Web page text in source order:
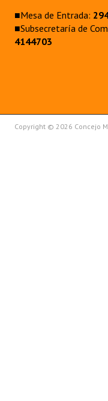
■Mesa de Entrada:
■Subsecretaría de
4144703
Copyright © 2026 Concejo